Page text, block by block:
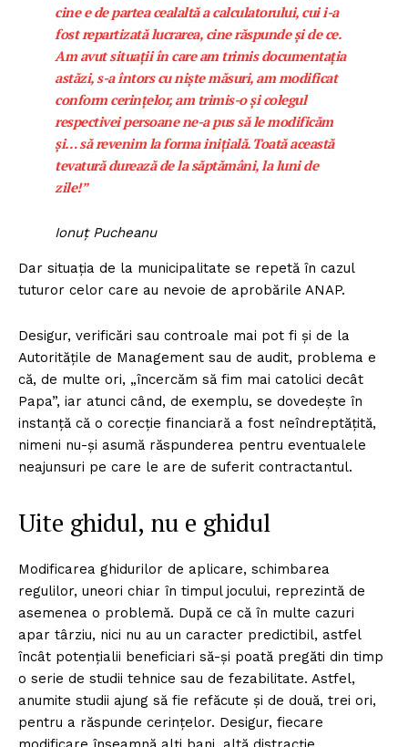
cine e de partea cealaltă a calculatorului, cui i-a
fost repartizată lucrarea, cine răspunde și de ce.
Am avut situații în care am trimis documentația
astăzi, s-a întors cu niște măsuri, am modificat
conform cerințelor, am trimis-o și colegul
respectivei persoane ne-a pus să le modificăm
și… să revenim la forma inițială. Toată această
tevatură durează de la săptămâni, la luni de
zile!”
Ionuț Pucheanu
Dar situația de la municipalitate se repetă în cazul
tuturor celor care au nevoie de aprobările ANAP.
Desigur, verificări sau controale mai pot fi și de la
Autoritățile de Management sau de audit, problema e
că, de multe ori, „încercăm să fim mai catolici decât
Papa”, iar atunci când, de exemplu, se dovedește în
instanță că o corecție financiară a fost neîndreptățită,
nimeni nu-și asumă răspunderea pentru eventualele
neajunsuri pe care le are de suferit contractantul.
Uite ghidul, nu e ghidul
Modificarea ghidurilor de aplicare, schimbarea
regulilor, uneori chiar în timpul jocului, reprezintă de
asemenea o problemă. După ce că în multe cazuri
apar târziu, nici nu au un caracter predictibil, astfel
încât potențialii beneficiari să-și poată pregăti din timp
o serie de studii tehnice sau de fezabilitate. Astfel,
anumite studii ajung să fie refăcute și de două, trei ori,
pentru a răspunde cerințelor. Desigur, fiecare